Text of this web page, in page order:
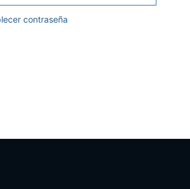
contraseña